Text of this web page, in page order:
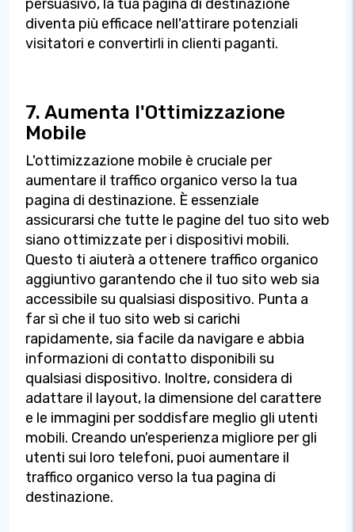
persuasivo, la tua pagina di destinazione
diventa più efficace nell'attirare potenziali
visitatori e convertirli in clienti paganti.
7. Aumenta l'Ottimizzazione
Mobile
L'ottimizzazione mobile è cruciale per
aumentare il traffico organico verso la tua
pagina di destinazione. È essenziale
assicurarsi che tutte le pagine del tuo sito web
siano ottimizzate per i dispositivi mobili.
Questo ti aiuterà a ottenere traffico organico
aggiuntivo garantendo che il tuo sito web sia
accessibile su qualsiasi dispositivo. Punta a
far sì che il tuo sito web si carichi
rapidamente, sia facile da navigare e abbia
informazioni di contatto disponibili su
qualsiasi dispositivo. Inoltre, considera di
adattare il layout, la dimensione del carattere
e le immagini per soddisfare meglio gli utenti
mobili. Creando un'esperienza migliore per gli
utenti sui loro telefoni, puoi aumentare il
traffico organico verso la tua pagina di
destinazione.